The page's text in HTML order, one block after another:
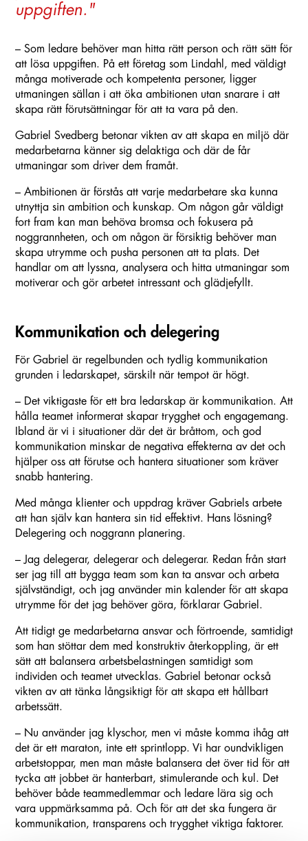
uppgiften."
– Som ledare behöver man hitta rätt person och rätt sätt för
att lösa uppgiften. På ett företag som Lindahl, med väldigt
många motiverade och kompetenta personer, ligger
utmaningen sällan i att öka ambitionen utan snarare i att
skapa rätt förutsättningar för att ta vara på den.
Gabriel Svedberg betonar vikten av att skapa en miljö där
medarbetarna känner sig delaktiga och där de får
utmaningar som driver dem framåt.
– Ambitionen är förstås att varje medarbetare ska kunna
utnyttja sin ambition och kunskap. Om någon går väldigt
fort fram kan man behöva bromsa och fokusera på
noggrannheten, och om någon är försiktig behöver man
skapa utrymme och pusha personen att ta plats. Det
handlar om att lyssna, analysera och hitta utmaningar som
motiverar och gör arbetet intressant och glädjefyllt.
Kommunikation och delegering
För Gabriel är regelbunden och tydlig kommunikation
grunden i ledarskapet, särskilt när tempot är högt.
– Det viktigaste för ett bra ledarskap är kommunikation. Att
hålla teamet informerat skapar trygghet och engagemang.
Ibland är vi i situationer där det är bråttom, och god
kommunikation minskar de negativa effekterna av det och
hjälper oss att förutse och hantera situationer som kräver
snabb hantering.
Med många klienter och uppdrag kräver Gabriels arbete
att han själv kan hantera sin tid effektivt. Hans lösning?
Delegering och noggrann planering.
– Jag delegerar, delegerar och delegerar. Redan från start
ser jag till att bygga team som kan ta ansvar och arbeta
självständigt, och jag använder min kalender för att skapa
utrymme för det jag behöver göra, förklarar Gabriel.
Att tidigt ge medarbetarna ansvar och förtroende, samtidigt
som han stöttar dem med konstruktiv återkoppling, är ett
sätt att balansera arbetsbelastningen samtidigt som
individen och teamet utvecklas. Gabriel betonar också
vikten av att tänka långsiktigt för att skapa ett hållbart
arbetssätt.
– Nu använder jag klyschor, men vi måste komma ihåg att
det är ett maraton, inte ett sprintlopp. Vi har oundvikligen
arbetstoppar, men man måste balansera det över tid för att
tycka att jobbet är hanterbart, stimulerande och kul. Det
behöver både teammedlemmar och ledare lära sig och
vara uppmärksamma på. Och för att det ska fungera är
kommunikation, transparens och trygghet viktiga faktorer.